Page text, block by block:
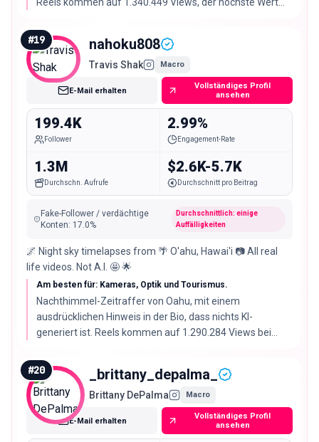
aber die schwächste der Liste.
#19 nahoku808
Travis Shak Macro
E-Mail erhalten
Vollständiges Profil
ansehen
199.4K
Follower
2.99%
Engagement-Rate
1.3M
Durchschn. Aufrufe
$2.6K-5.7K
Durchschnitt pro Beitrag
Fake-Follower / verdächtige
Konten: 17.0%
Durchschnittlich: einige
Auffälligkeiten
🌌 Night sky timelapses from 🌴 O'ahu, Hawai'i 📷 All real
life videos. Not A.I. 🤩 🌟
Am besten für: Kameras, Optik und Tourismus.
Nachthimmel-Zeitraffer von Oahu, mit einem
ausdrücklichen Hinweis in der Bio, dass nichts KI-
generiert ist. Reels kommen auf 1.290.284 Views bei
2.99% Engagement-Rate hinaus.
#20 _brittany_depalma_
Brittany DePalma Macro
E-Mail erhalten
Vollständiges Profil
ansehen